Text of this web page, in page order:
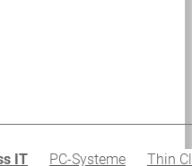
IT PC-Systeme Thin